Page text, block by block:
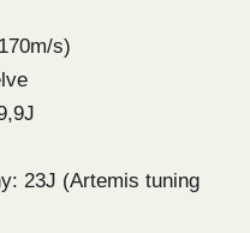
s)
23J (Artemis tuning